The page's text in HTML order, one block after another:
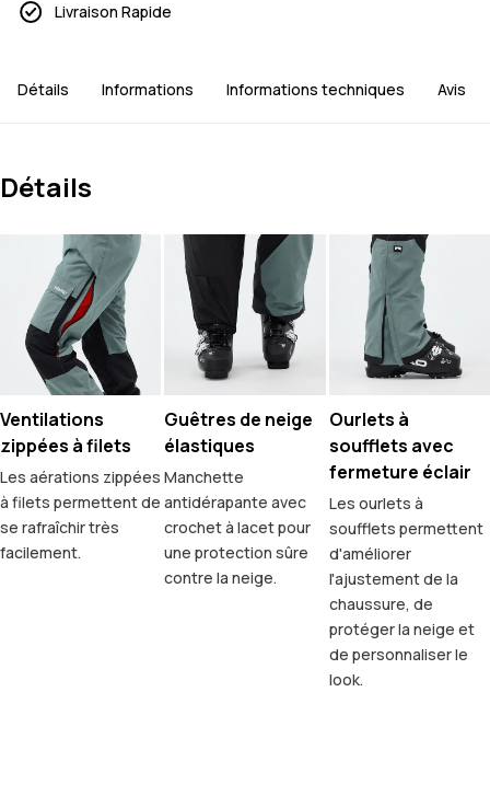
Livraison Rapide
Détails Informations Informations techniques Avis
Détails
Ventilations
zippées à filets
Les aérations zippées
à filets permettent de
se rafraîchir très
facilement.
Guêtres de neige
élastiques
Manchette
antidérapante avec
crochet à lacet pour
une protection sûre
contre la neige.
Ourlets à
soufflets avec
fermeture éclair
Les ourlets à
soufflets permettent
d'améliorer
l'ajustement de la
chaussure, de
protéger la neige et
de personnaliser le
look.